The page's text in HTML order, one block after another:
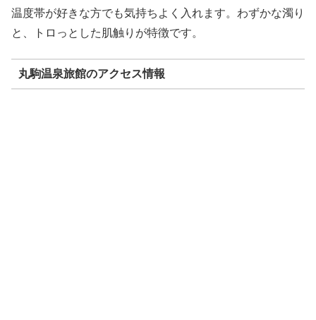
温度帯が好きな方でも気持ちよく入れます。わずかな濁り
と、トロっとした肌触りが特徴です。
丸駒温泉旅館のアクセス情報